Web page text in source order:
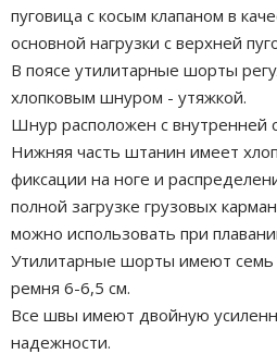
пуговица с косым клапаном в
основной нагрузки с верхней
В поясе утилитарные шорты
хлопковым шнуром - утяжкой.
Шнур расположен с внутренней
Нижняя часть штанин имеет
фиксации на ноге и
полной загрузке грузовых
можно использовать при
Утилитарные шорты имеют
ремня 6-6,5 см.
Все швы имеют двойную
надежности.